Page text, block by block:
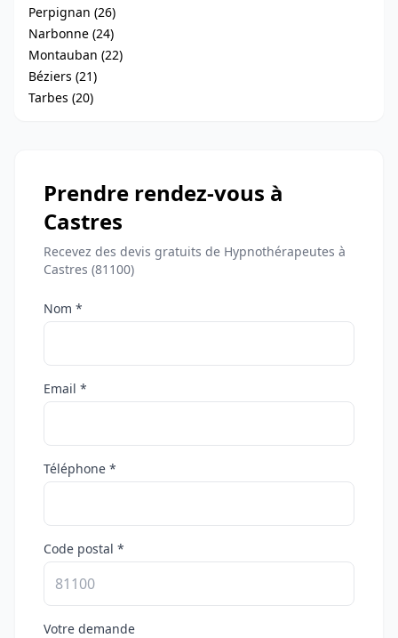
Perpignan (26)
Narbonne (24)
Montauban (22)
Béziers (21)
Tarbes (20)
Prendre rendez-vous à
Castres
Recevez des devis gratuits de Hypnothérapeutes à
Castres (81100)
Nom *
Email *
Téléphone *
Code postal *
Votre demande